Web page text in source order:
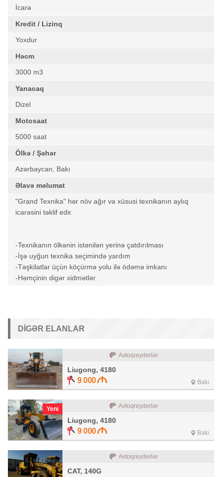
İcarə
Kredit / Lizinq
Yoxdur
Həcm
3000 m3
Yanacaq
Dizel
Motosaat
5000 saat
Ölkə / Şəhər
Azərbaycan, Bakı
Əlavə məlumat
"Grand Texnika" hər növ ağır və xüsusi texnikanın aylıq
icarəsini təklif edir.
-Texnikanın ölkənin istənilən yerinə çatdırılması
-İşə uyğun texnika seçimində yardım
-Təşkilatlar üçün köçürmə yolu ilə ödəmə imkanı
-Həmçinin digər xidmətlər.
DIGƏR ELANLAR
Avtoqreyderlər
Liugong, 4180
9 000 Bakı
Yeni Avtoqreyderlər
Liugong, 4180
9 000 Bakı
Avtoqreyderlər
CAT, 140G